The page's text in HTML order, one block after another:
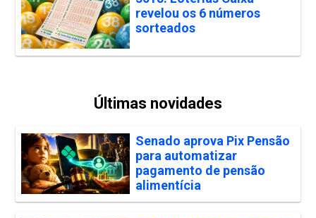
revelou os 6 números
sorteados
Últimas novidades
Senado aprova Pix Pensão
para automatizar
pagamento de pensão
alimentícia